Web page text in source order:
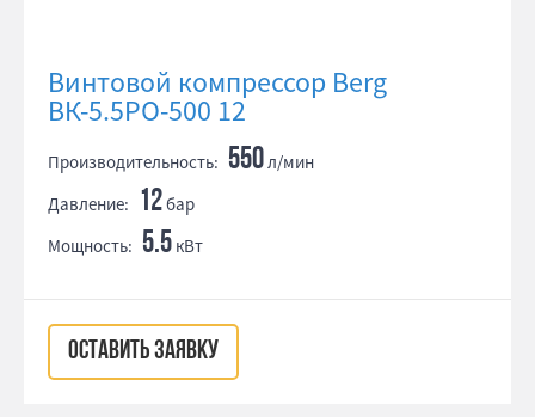
Винтовой компрессор Berg
ВК-5.5РО-500 12
Производительность: 550л/мин
Давление: 12бар
Мощность: 5.5 кВт
ОСТАВИТЬ ЗАЯВКУ